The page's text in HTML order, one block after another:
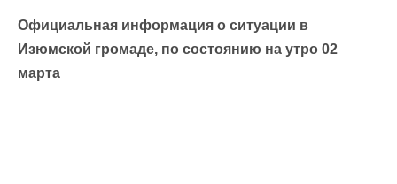
Официальная информация о ситуации в
Изюмской громаде, по состоянию на утро 02
марта